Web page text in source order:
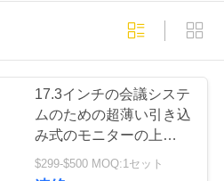
備えら
ターの上
164
17.3インチの会議システ
ムのための超薄い引き込
み式のモニターの上昇の
現れスクリーン
$299-$500 MOQ:1セット